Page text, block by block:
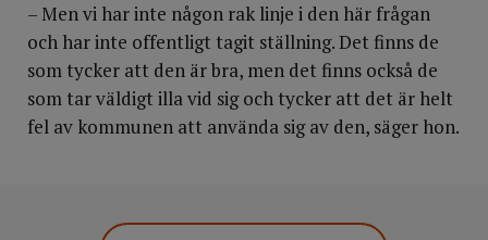
– Men vi har inte någon rak linje i den här frågan
och har inte offentligt tagit ställning. Det finns de
som tycker att den är bra, men det finns också de
som tar väldigt illa vid sig och tycker att det är helt
fel av kommunen att använda sig av den, säger hon.